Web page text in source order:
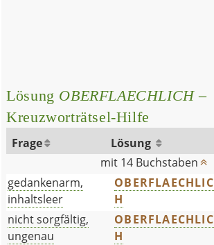
Lösung OBERFLAECHLICH–
Kreuzworträtsel-Hilfe
Frage Lösung
mit 14 Buchstaben
gedankenarm,
inhaltsleer
OBERFLAECHLIC
H
nicht sorgfältig,
ungenau
OBERFLAECHLIC
H